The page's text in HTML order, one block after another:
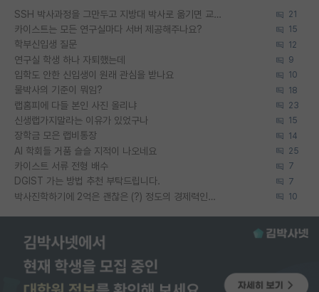
SSH 박사과정을 그만두고 지방대 박사로 옮기면 교수의 꿈은 끝일까요? 21
카이스트는 모든 연구실마다 서버 제공해주나요? 15
학부신입생 질문 12
연구실 학생 하나 자퇴했는데 9
입학도 안한 신입생이 원래 관심을 받나요 10
물박사의 기준이 뭐임? 18
랩홈피에 다들 본인 사진 올리냐 23
신생랩가지말라는 이유가 있었구나 15
장학금 모은 랩비통장 14
AI 학회들 거품 슬슬 지적이 나오네요 25
카이스트 서류 전형 배수 7
DGIST 가는 방법 추천 부탁드립니다. 7
박사진학하기에 2억은 괜찮은 (?) 정도의 경제력인가요 10